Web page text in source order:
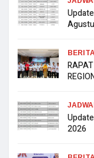
2026